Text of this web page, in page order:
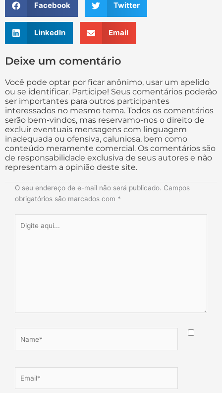
Facebook Twitter
LinkedIn Email
Deixe um comentário
Você pode optar por ficar anônimo, usar um apelido
ou se identificar. Participe! Seus comentários poderão
ser importantes para outros participantes
interessados no mesmo tema. Todos os comentários
serão bem-vindos, mas reservamo-nos o direito de
excluir eventuais mensagens com linguagem
inadequada ou ofensiva, caluniosa, bem como
conteúdo meramente comercial. Os comentários são
de responsabilidade exclusiva de seus autores e não
representam a opinião deste site.
O seu endereço de e-mail não será publicado. Campos
obrigatórios são marcados com *
aqui...